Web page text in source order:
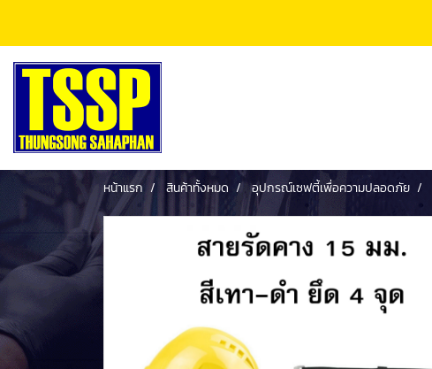
หน้าแรก สินค้าทั้งหมด อุปกรณ์เซฟตี้เพื่อความปลอดภัย